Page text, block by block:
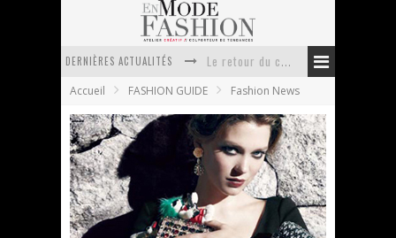
DERNIÈRES ACTUALITÉS
Le retour du cachemire version casual
Doudoune pour femme : choisir la pièce idéale entre style, chaleur et durabilité
La trousse de toilette : l’accessoire indispensable de voyage
Week-end spa en automne : quel maillot de bain choisir ?
Pourquoi le costume sur mesure à Paris est un incontournable de l’élégance contemporaine ?
Anti chute cheveux homme : quelles solutions pour renforcer sa chevelure ?
Accueil FASHION GUIDE Fashion News